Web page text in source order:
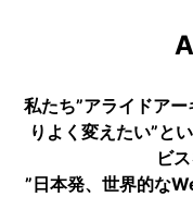
私たち”アライドア
りよく変えたい”と
ビ
”日本発、世界的な